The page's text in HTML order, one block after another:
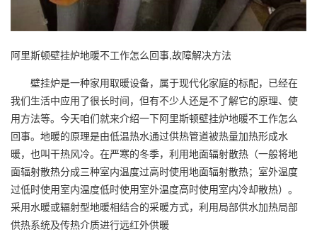
阿里斯顿壁挂炉地暖不工作怎么回事,故障解决方法
壁挂炉是一种家用取暖设备，属于现代化家庭的标配，已经在
我们生活中应用了很长时间，但有不少人还是不了解它的原理、使
用方法等。今天咱们就来介绍一下阿里斯顿壁挂炉地暖不工作怎么
回事。地暖的原理是由低温热水通过供热管道被热量加热形成水
暖，也叫干热风冷。在严寒的冬季，利用地面辐射散热（一般将地
面辐射散热分成三种室内温度过高时使用地面辐射散热；室外温度
过低时使用室内温度低时使用室外温度高时使用室内冷却散热）。
采用水暖或辐射型地暖相结合的采暖方式，利用局部供水加热局部
供热系统及传热介质进行远红外供暖